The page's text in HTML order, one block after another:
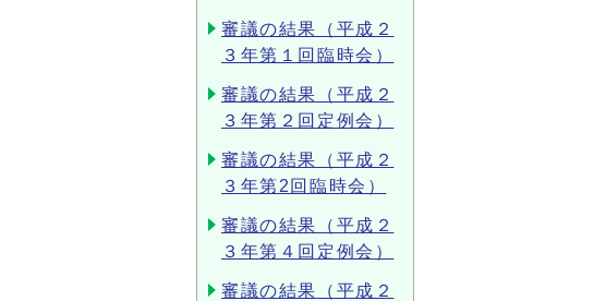
審議の結果（平成２
３年第１回臨時会）
審議の結果（平成２
３年第２回定例会）
審議の結果（平成２
３年第2回臨時会）
審議の結果（平成２
３年第４回定例会）
審議の結果（平成２